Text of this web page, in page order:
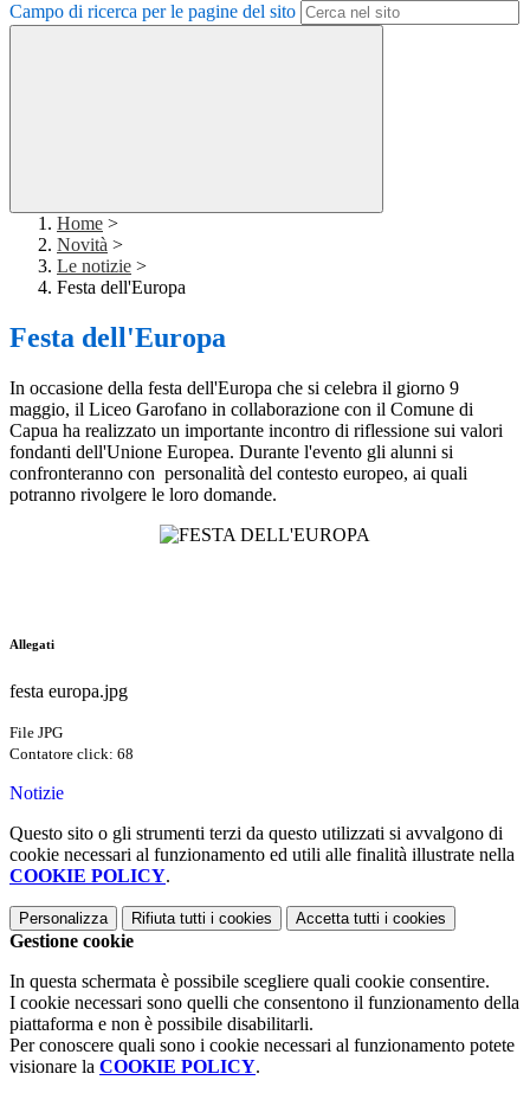
Campo di ricerca per le pagine del sito
Home >
Novità >
Le notizie >
Festa dell'Europa
Festa dell'Europa
In occasione della festa dell'Europa che si celebra il giorno 9
maggio, il Liceo Garofano in collaborazione con il Comune di
Capua ha realizzato un importante incontro di riflessione sui valori
fondanti dell'Unione Europea. Durante l'evento gli alunni si
confronteranno con personalità del contesto europeo, ai quali
potranno rivolgere le loro domande.
Allegati
festa europa.jpg
File JPG
Contatore click: 68
Notizie
Questo sito o gli strumenti terzi da questo utilizzati si avvalgono di
cookie necessari al funzionamento ed utili alle finalità illustrate nella
COOKIE POLICY.
Personalizza Rifiuta tutti i cookies Accetta tutti i cookies
Gestione cookie
In questa schermata è possibile scegliere quali cookie consentire.
I cookie necessari sono quelli che consentono il funzionamento della
piattaforma e non è possibile disabilitarli.
Per conoscere quali sono i cookie necessari al funzionamento potete
visionare la COOKIE POLICY.